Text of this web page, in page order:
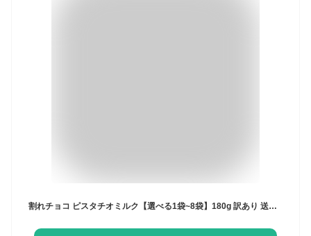
割れチョコ ピスタチオミルク【選べる1袋~8袋】180g 訳あり 送料無料 最高級クーベルチュールチョコレート プチギフト 小分けハイビターチョコ カカオのONES